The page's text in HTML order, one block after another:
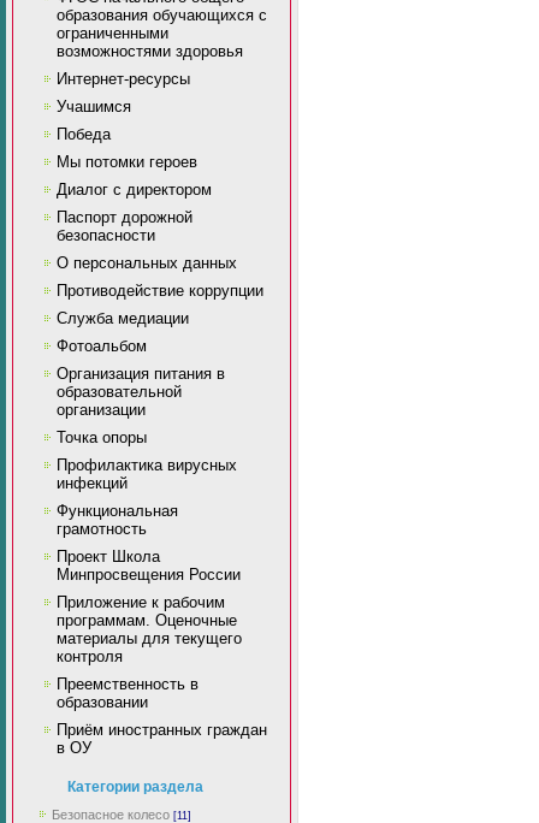
образования обучающихся с
ограниченными
возможностями здоровья
Интернет-ресурсы
Учашимся
Победа
Мы потомки героев
Диалог с директором
Паспорт дорожной
безопасности
О персональных данных
Противодействие коррупции
Служба медиации
Фотоальбом
Организация питания в
образовательной
организации
Точка опоры
Профилактика вирусных
инфекций
Функциональная
грамотность
Проект Школа
Минпросвещения России
Приложение к рабочим
программам. Оценочные
материалы для текущего
контроля
Преемственность в
образовании
Приём иностранных граждан
в ОУ
Категории раздела
Безопасное колесо [11]